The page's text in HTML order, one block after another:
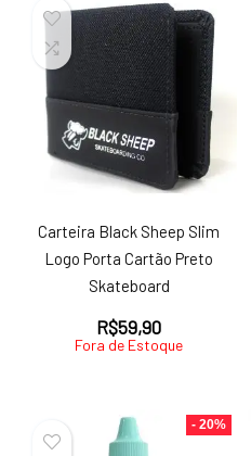
Carteira Black Sheep Slim
Logo Porta Cartão Preto
Skateboard
R$59,90
Fora de Estoque
- 20%